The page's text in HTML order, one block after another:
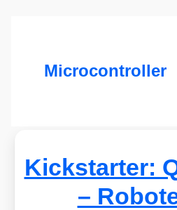
Microcontroller
Kickstarter:
–